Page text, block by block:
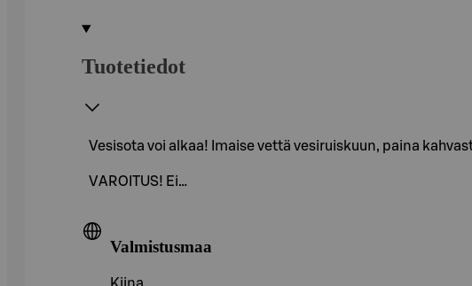
Tuotetiedot
Vesisota voi alkaa! Imaise vettä vesiruiskuun, paina
VAROITUS! Ei…
Valmistusmaa